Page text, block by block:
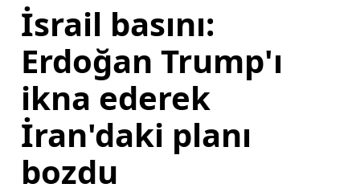
İsrail basını:
Erdoğan Trump'ı
ikna ederek
İran'daki planı
bozdu